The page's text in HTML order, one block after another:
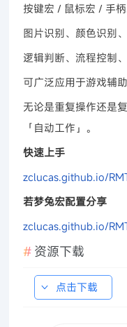
按键宏 / 鼠标宏 / 手
图片识别、颜色识别
逻辑判断、流程控制
可广泛应用于游戏辅
无论是重复操作还是
「自动工作」。
快速上手
zclucas.github.io/
若梦兔宏配置分享
zclucas.github.io/
资源下载
点击下载